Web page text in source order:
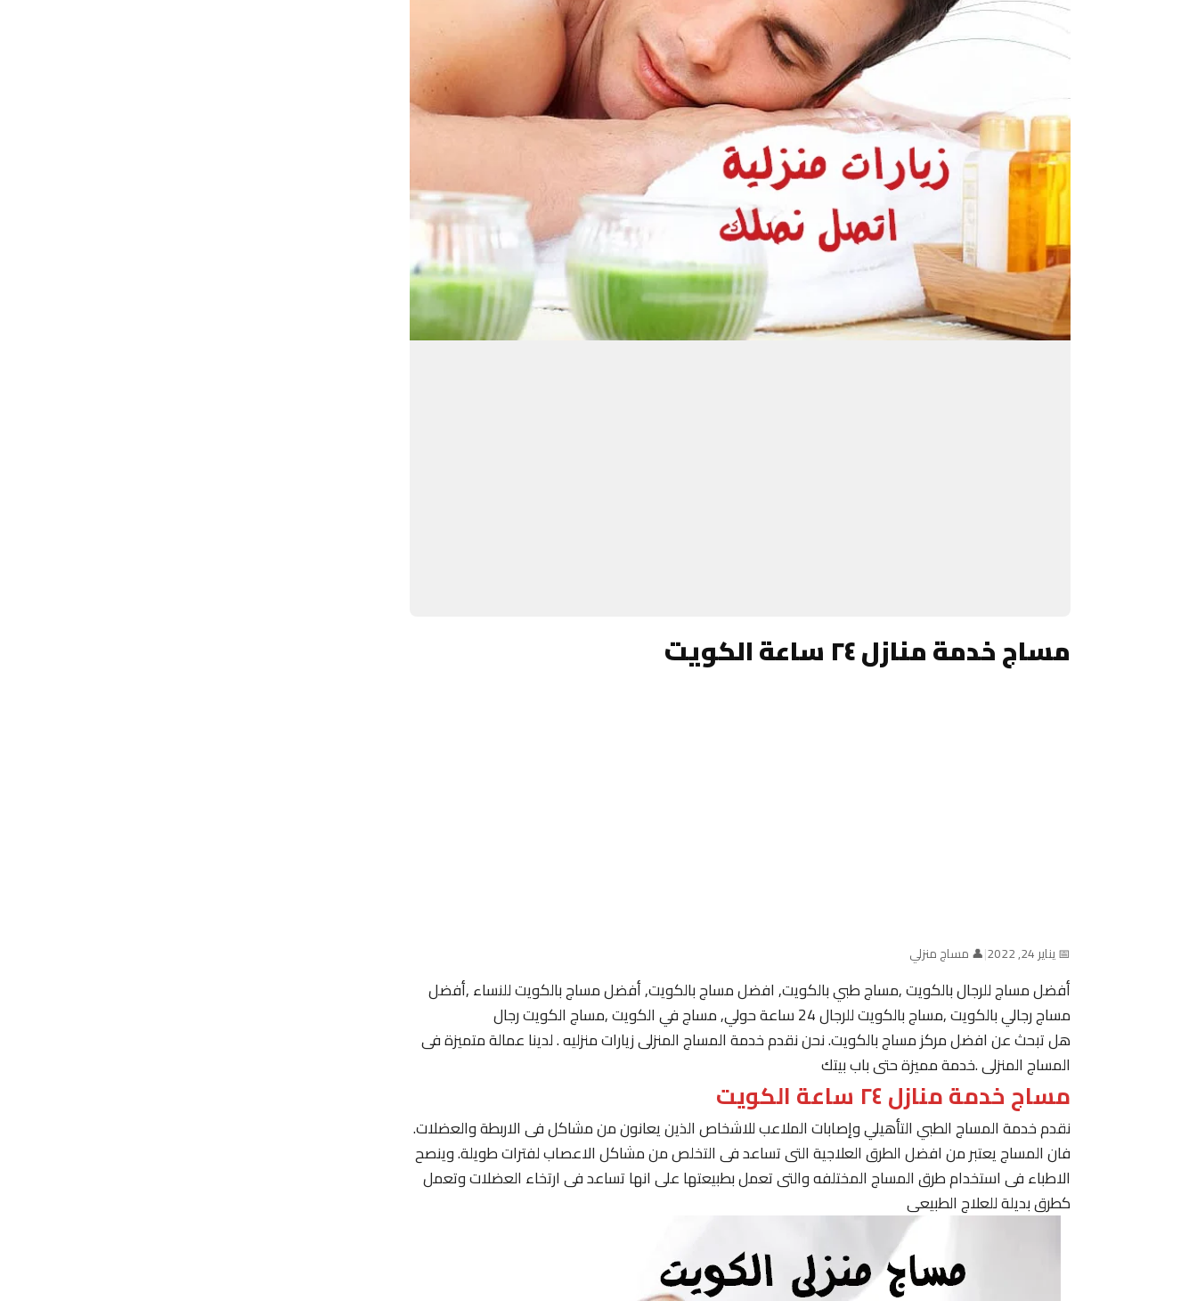
مساج خدمة منازل ٢٤ ساعة الكويت
📅 يناير 24, 2022 |👤 مساج منزلي
أفضل مساج للرجال بالكويت ,مساج طبي بالكويت, افضل مساج بالكويت, أفضل مساج بالكويت للنساء ,أفضل
مساج رجالي بالكويت ,مساج بالكويت للرجال 24 ساعة حولي, مساج في الكويت ,مساج الكويت رجال
هل تبحث عن افضل مركز مساج بالكويت. نحن نقدم خدمة المساج المنزلى زيارات منزليه . لدينا عمالة متميزة فى
المساج المنزلى .خدمة مميزة حتى باب بيتك
مساج خدمة منازل ٢٤ ساعة الكويت
نقدم خدمة المساج الطبي التأهيلي وإصابات الملاعب للاشخاص الذين يعانون من مشاكل فى الاربطة والعضلات.
فان المساج يعتبر من افضل الطرق العلاجية التى تساعد فى التخلص من مشاكل الاعصاب لفترات طويلة. وينصح
الاطباء فى استخدام طرق المساج المختلفه والتى تعمل بطبيعتها على انها تساعد فى ارتخاء العضلات وتعمل
كطرق بديلة للعلاج الطبيعى